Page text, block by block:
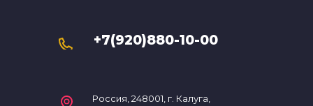
+7(920)880-10-00
Россия, 248001, г. Калуга,